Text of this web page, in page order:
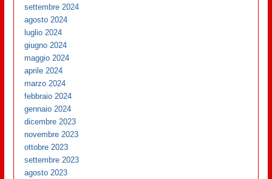
settembre 2024
agosto 2024
luglio 2024
giugno 2024
maggio 2024
aprile 2024
marzo 2024
febbraio 2024
gennaio 2024
dicembre 2023
novembre 2023
ottobre 2023
settembre 2023
agosto 2023